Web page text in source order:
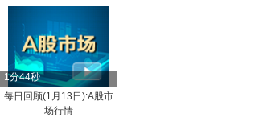
1分44秒
每日回顾(1月13日):A股市
场行情